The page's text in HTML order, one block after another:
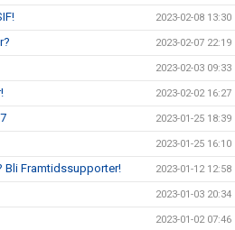
2023-02-08 13:30
2023-02-07 22:19
2023-02-03 09:33
2023-02-02 16:27
2023-01-25 18:39
2023-01-25 16:10
Bli Framtidssupporter! 2023-01-12 12:58
2023-01-03 20:34
2023-01-02 07:46